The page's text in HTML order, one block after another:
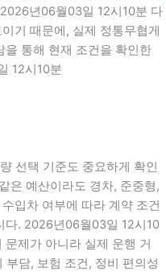
년06월03일 12시10분 다
기 때문에, 실제 정통무협게
을 통해 현재 조건을 확인한
12시10분
선택 기준도 중요하게 확인
은 예산이라도 경차, 준중형,
입차 여부에 따라 계약 조건
다. 2026년06월03일 12시10
제가 아니라 실제 운행 거
부담, 보험 조건, 정비 편의성